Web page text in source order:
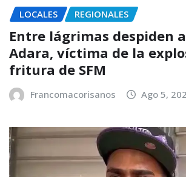
LOCALES REGIONALES
Entre lágrimas despiden
Adara, víctima de la
fritura de SFM
Francomacorisanos Ago 5,